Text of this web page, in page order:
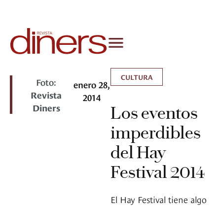
Foto:
Revista
Diners
enero 28,
2014
CULTURA
Los eventos
imperdibles
del Hay
Festival 2014
El Hay Festival tiene algo